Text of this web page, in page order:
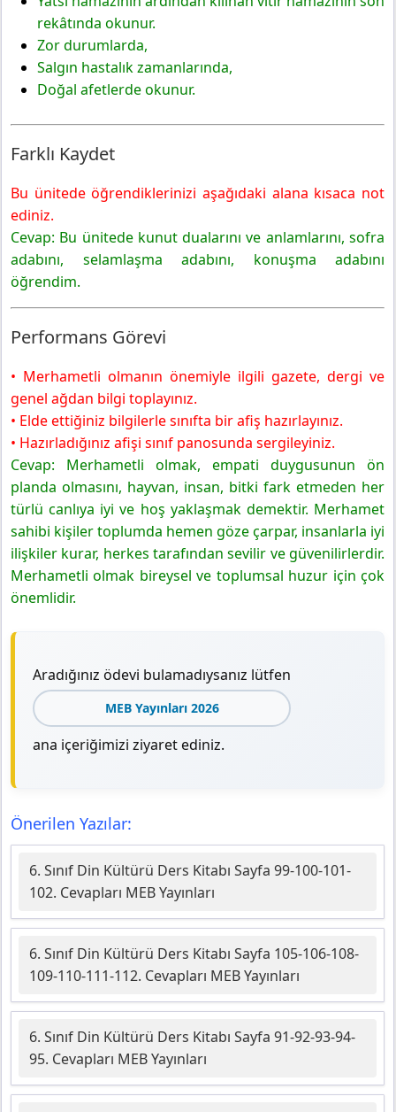
rekâtında okunur.
Zor durumlarda,
Salgın hastalık zamanlarında,
Doğal afetlerde okunur.
Farklı Kaydet
Bu ünitede öğrendiklerinizi aşağıdaki alana kısaca not
ediniz.
Cevap: Bu ünitede kunut dualarını ve anlamlarını, sofra
adabını, selamlaşma adabını, konuşma adabını
öğrendim.
Performans Görevi
• Merhametli olmanın önemiyle ilgili gazete, dergi ve
genel ağdan bilgi toplayınız.
• Elde ettiğiniz bilgilerle sınıfta bir afiş hazırlayınız.
• Hazırladığınız afişi sınıf panosunda sergileyiniz.
Cevap: Merhametli olmak, empati duygusunun ön
planda olmasını, hayvan, insan, bitki fark etmeden her
türlü canlıya iyi ve hoş yaklaşmak demektir. Merhamet
sahibi kişiler toplumda hemen göze çarpar, insanlarla iyi
ilişkiler kurar, herkes tarafından sevilir ve güvenilirlerdir.
Merhametli olmak bireysel ve toplumsal huzur için çok
önemlidir.
Aradığınız ödevi bulamadıysanız lütfen
MEB Yayınları 2026
ana içeriğimizi ziyaret ediniz.
Önerilen Yazılar:
6. Sınıf Din Kültürü Ders Kitabı Sayfa 99-100-101-
102. Cevapları MEB Yayınları
6. Sınıf Din Kültürü Ders Kitabı Sayfa 105-106-108-
109-110-111-112. Cevapları MEB Yayınları
6. Sınıf Din Kültürü Ders Kitabı Sayfa 91-92-93-94-
95. Cevapları MEB Yayınları